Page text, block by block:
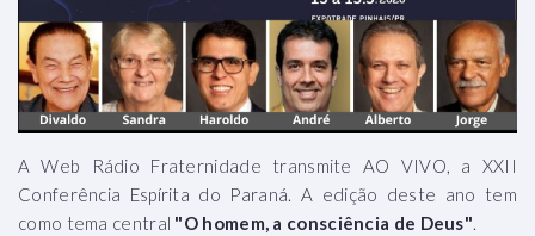
A Web Rádio Fraternidade transmite AO VIVO, a XXII
Conferência Espírita do Paraná. A edição deste ano tem
como tema central "O homem, a consciência de Deus".